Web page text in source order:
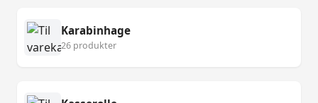
Karabinhage
26 produkter